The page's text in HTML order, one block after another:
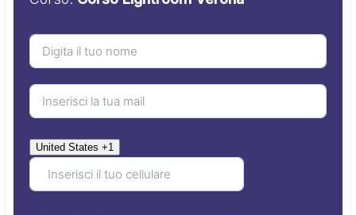
United States +1